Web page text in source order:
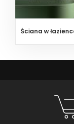
Ściana w